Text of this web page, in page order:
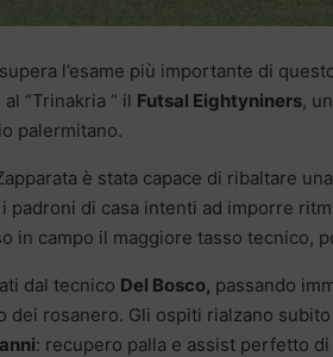
supera l’esame più importante di
“Trinakria ” il Futsal Eightyniners,
palermitano.
è stata capace di ribaltare
padroni di casa intenti ad imporre
in campo il maggiore tasso tecnico,
dal tecnico Del Bosco, passando
rosanero. Gli ospiti rialzano
: recupero palla e assist perfetto